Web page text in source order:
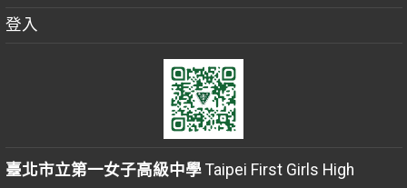
登入
臺北市立第一女子高級中學Taipei First Girls High